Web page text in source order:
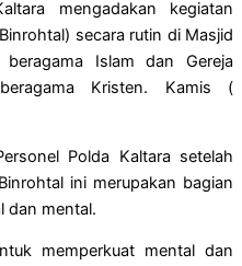
mengadakan kegiatan
secara rutin di Masjid
Islam dan Gereja
Kristen. Kamis (
Polda Kaltara setelah
ini merupakan bagian
dan mental.
memperkuat mental dan